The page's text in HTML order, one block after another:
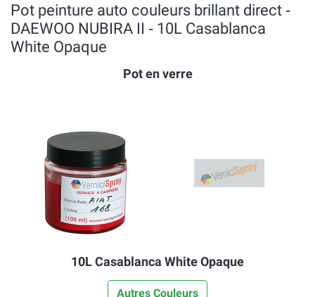
Pot peinture auto couleurs brillant direct ‐
DAEWOO NUBIRA II ‐ 10L Casablanca
White Opaque
Pot en verre
10L Casablanca White Opaque
Autres Couleurs